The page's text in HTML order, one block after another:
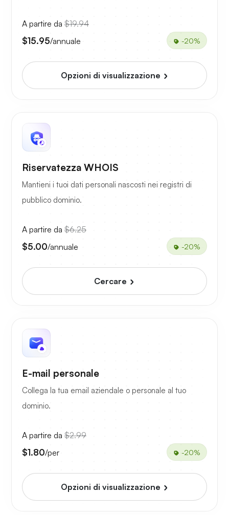
A partire da $19.94
$15.95/annuale -20%
Opzioni di visualizzazione
Riservatezza WHOIS
Mantieni i tuoi dati personali nascosti nei registri di
pubblico dominio.
A partire da $6.25
$5.00/annuale -20%
Cercare
E-mail personale
Collega la tua email aziendale o personale al tuo
dominio.
A partire da $2.99
$1.80/per -20%
Opzioni di visualizzazione